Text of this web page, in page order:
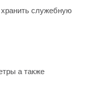
служебную
а также